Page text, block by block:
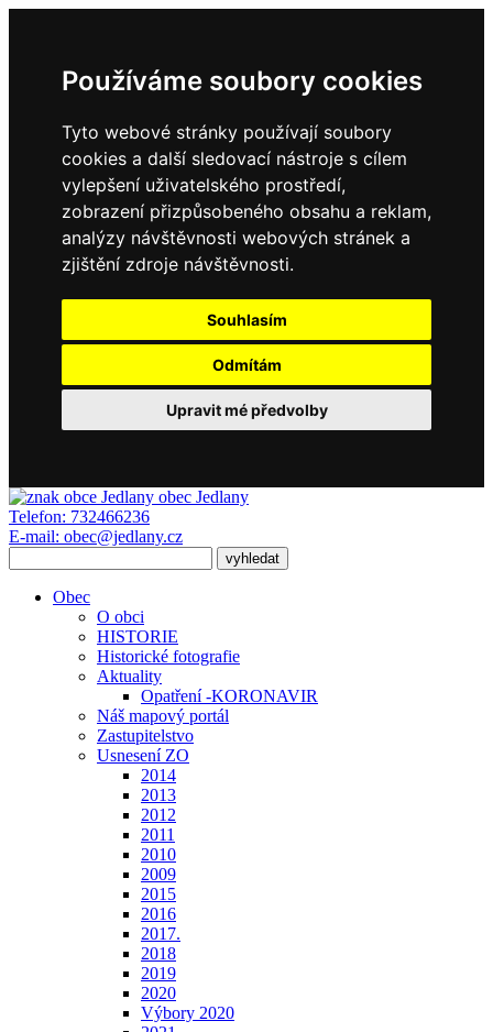
Používáme soubory cookies
Tyto webové stránky používají soubory
cookies a další sledovací nástroje s cílem
vylepšení uživatelského prostředí,
zobrazení přizpůsobeného obsahu a reklam,
analýzy návštěvnosti webových stránek a
zjištění zdroje návštěvnosti.
Souhlasím
Odmítám
Upravit mé předvolby
obec Jedlany
Telefon: 732466236
E-mail: obec@jedlany.cz
Obec
O obci
HISTORIE
Historické fotografie
Aktuality
Opatření -KORONAVIR
Náš mapový portál
Zastupitelstvo
Usnesení ZO
2014
2013
2012
2011
2010
2009
2015
2016
2017.
2018
2019
2020
Výbory 2020